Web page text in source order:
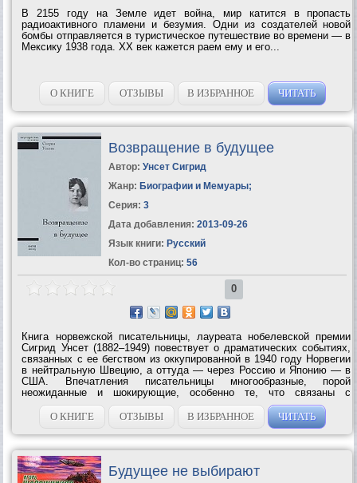
В 2155 году на Земле идет война, мир катится в пропасть
радиоактивного пламени и безумия. Одни из создателей новой
бомбы отправляется в туристическое путешествие во времени — в
Мексику 1938 года. XХ век кажется раем ему и его...
О КНИГЕ ОТЗЫВЫ В ИЗБРАННОЕ ЧИТАТЬ
Возвращение в будущее
Автор: Унсет Сигрид
Жанр: Биографии и Мемуары;
Серия: 3
Дата добавления: 2013-09-26
Язык книги: Русский
Кол-во страниц: 56
0
Книга норвежской писательницы, лауреата нобелевской премии
Сигрид Унсет (1882–1949) повествует о драматических событиях,
связанных с ее бегством из оккупированной в 1940 году Норвегии
в нейтральную Швецию, а оттуда — через Россию и Японию — в
США. Впечатления писательницы многообразные, порой
неожиданные и шокирующие, особенно те, что связаны с
двухнедельным пребыванием в предвоенной России. Перекресток
культур Slgrid Undset Tilbake...
О КНИГЕ ОТЗЫВЫ В ИЗБРАННОЕ ЧИТАТЬ
Будущее не выбирают